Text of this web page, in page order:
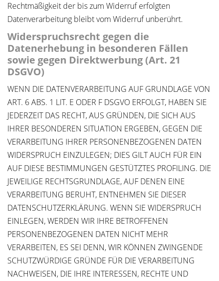
Rechtmäßigkeit der bis zum Widerruf erfolgten
Datenverarbeitung bleibt vom Widerruf unberührt.
Widerspruchsrecht gegen die
Datenerhebung in besonderen Fällen
sowie gegen Direktwerbung (Art. 21
DSGVO)
WENN DIE DATENVERARBEITUNG AUF GRUNDLAGE VON
ART. 6 ABS. 1 LIT. E ODER F DSGVO ERFOLGT, HABEN SIE
JEDERZEIT DAS RECHT, AUS GRÜNDEN, DIE SICH AUS
IHRER BESONDEREN SITUATION ERGEBEN, GEGEN DIE
VERARBEITUNG IHRER PERSONENBEZOGENEN DATEN
WIDERSPRUCH EINZULEGEN; DIES GILT AUCH FÜR EIN
AUF DIESE BESTIMMUNGEN GESTÜTZTES PROFILING. DIE
JEWEILIGE RECHTSGRUNDLAGE, AUF DENEN EINE
VERARBEITUNG BERUHT, ENTNEHMEN SIE DIESER
DATENSCHUTZERKLÄRUNG. WENN SIE WIDERSPRUCH
EINLEGEN, WERDEN WIR IHRE BETROFFENEN
PERSONENBEZOGENEN DATEN NICHT MEHR
VERARBEITEN, ES SEI DENN, WIR KÖNNEN ZWINGENDE
SCHUTZWÜRDIGE GRÜNDE FÜR DIE VERARBEITUNG
NACHWEISEN, DIE IHRE INTERESSEN, RECHTE UND